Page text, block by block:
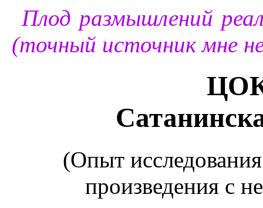
Плод размышлений
(точный источник мне
(Опыт
произведения с